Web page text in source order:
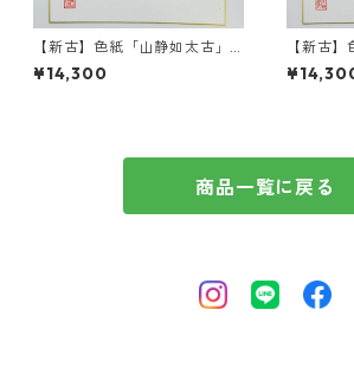
【新古】色紙「山静如太古」
前田昌道師 自筆 たとう紙入
¥14,300
【新古
前田昌道
商品一覧に戻る